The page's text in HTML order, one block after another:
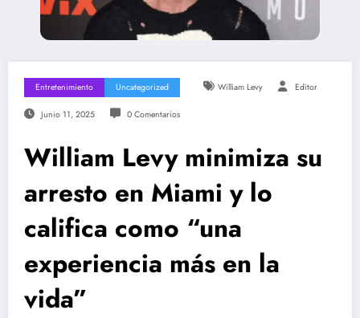
Entretenimiento Uncategorized William Levy Editor
Junio 11, 2025 0 Comentarios
William Levy minimiza su
arresto en Miami y lo
califica como “una
experiencia más en la
vida”